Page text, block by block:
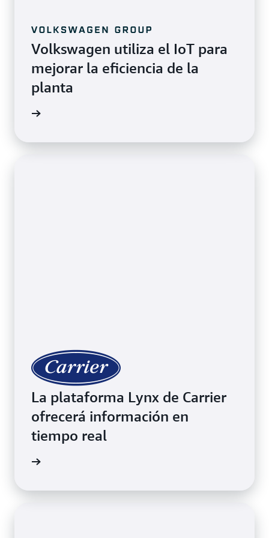
Volkswagen utiliza el IoT para
mejorar la eficiencia de la
planta
La plataforma Lynx de Carrier
ofrecerá información en
tiempo real